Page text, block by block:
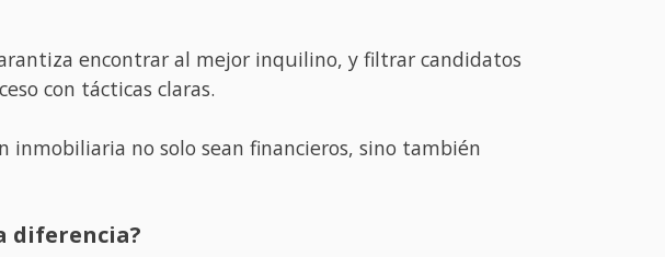
encontrar al mejor inquilino, y filtrar candidatos
con tácticas claras.
inmobiliaria no solo sean financieros, sino también
diferencia?